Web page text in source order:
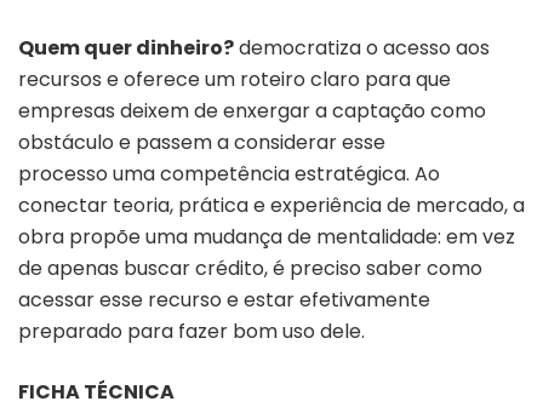
Quem quer dinheiro?democratiza o acesso aos
recursos e oferece um roteiro claro para que
empresas deixem de enxergar a captação como
obstáculo e passem a considerar esse
processo uma competência estratégica. Ao
conectar teoria, prática e experiência de mercado, a
obra propõe uma mudança de mentalidade: em vez
de apenas buscar crédito, é preciso saber como
acessar esse recurso e estar efetivamente
preparado para fazer bom uso dele.
FICHA TÉCNICA